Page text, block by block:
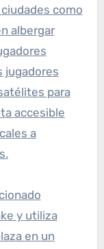
como
albergar
jugadores
para
accesible
a
y utiliza
en un